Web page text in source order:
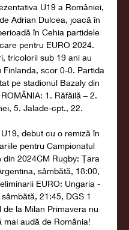
U19 a României,
Adrian Dulcea, joacă în
în Cehia partidele
pentru EURO 2024.
tricolorii sub 19 ani au
Finlanda, scor 0-0. Partida
pe stadionul Bazaly din
1. Răfăilă – 2.
5. Jalade-cpt., 22.
debut cu o remiză în
pentru Campionatul
din 2024CM Rugby: Țara
sâmbătă, 18:00,
EURO: Ungaria -
21:45, DGS 1
de la Milan Primavera nu
mai audă de România!